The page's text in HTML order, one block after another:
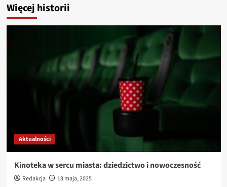
Więcej historii
Aktualności
Kinoteka w sercu miasta: dziedzictwo i nowoczesność
Redakcja 13 maja, 2025